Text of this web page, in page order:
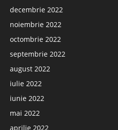
decembrie 2022
noiembrie 2022
octombrie 2022
septembrie 2022
august 2022
iulie 2022
iunie 2022
mai 2022
aprilie 2022